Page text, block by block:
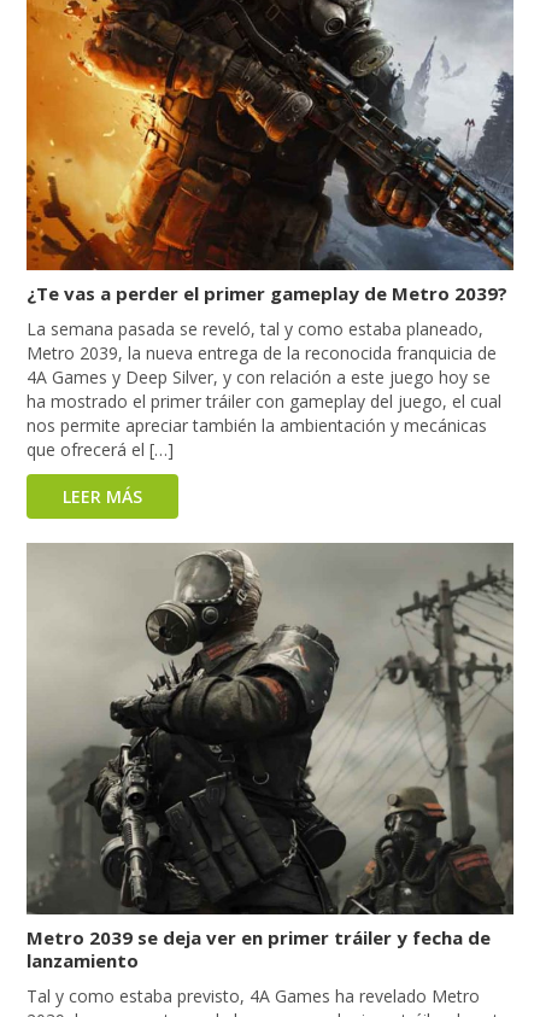
¿Te vas a perder el primer gameplay de Metro 2039?
La semana pasada se reveló, tal y como estaba planeado,
Metro 2039, la nueva entrega de la reconocida franquicia de
4A Games y Deep Silver, y con relación a este juego hoy se
ha mostrado el primer tráiler con gameplay del juego, el cual
nos permite apreciar también la ambientación y mecánicas
que ofrecerá el […]
LEER MÁS
Metro 2039 se deja ver en primer tráiler y fecha de
lanzamiento
Tal y como estaba previsto, 4A Games ha revelado Metro